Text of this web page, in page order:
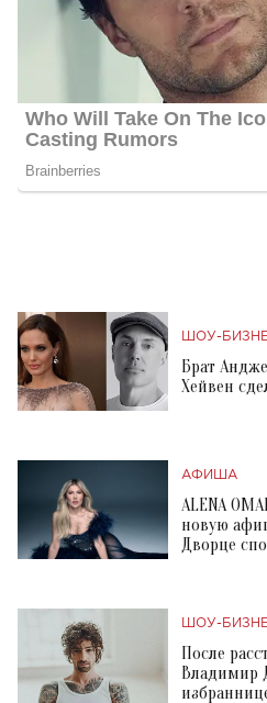
ШОУ-
Брат
Хейвен
АФИША
ALENA
новую
Дворце
ШОУ-
После
Владимир